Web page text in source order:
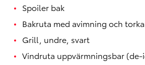
Spoiler bak
Bakruta med avimning och
Grill, undre, svart
Vindruta uppvärmningsbar (de-